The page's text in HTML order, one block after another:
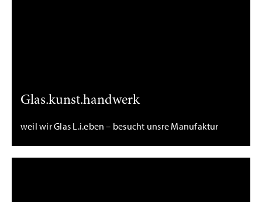
Glas.kunst.handwerk
weil wir Glas L.i.eben – besucht unsre Manufaktur